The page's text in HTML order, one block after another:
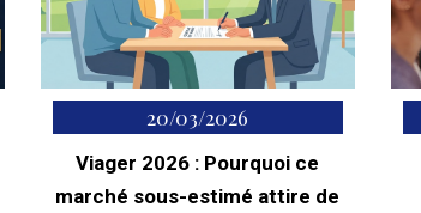
20/03/2026
Viager 2026 : Pourquoi ce
marché sous-estimé attire de